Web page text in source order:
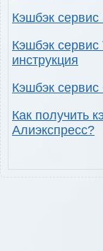
Кэшбэк сервис
Кэшбэк
инструкция
Кэшбэк сервис
Как получить
Алиэкспресс?